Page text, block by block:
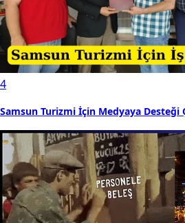
4
Samsun Turizmi İçin Medyaya Desteği